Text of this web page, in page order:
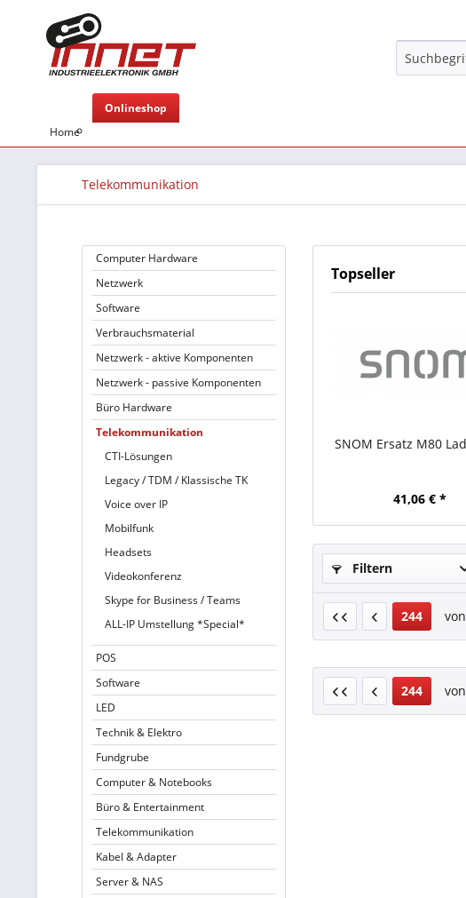
Home
Onlineshop
Telekommunikation
Computer Hardware
Netzwerk
Software
Verbrauchsmaterial
Netzwerk - aktive Komponenten
Netzwerk - passive Komponenten
Büro Hardware
Telekommunikation
CTI-Lösungen
Legacy / TDM / Klassische TK
Voice over IP
Mobilfunk
Headsets
Videokonferenz
Skype for Business / Teams
ALL-IP Umstellung *Special*
POS
Software
LED
Technik & Elektro
Fundgrube
Computer & Notebooks
Büro & Entertainment
Telekommunikation
Kabel & Adapter
Server & NAS
Topseller
SNOM Ersatz M80
41,06 € *
Filtern
244 von
244 von